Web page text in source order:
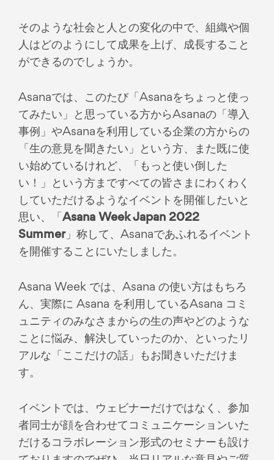
そのような社会と人との変化の中で、組織や個
人はどのようにして成果を上げ、成長すること
ができるのでしょうか。
Asanaでは、このたび「Asanaをちょっと使っ
てみたい」と思っている方からAsanaの「導入
事例」やAsanaを利用している企業の方からの
「生の意見を聞きたい」という方、また既に使
い始めているけれど、「もっと使い倒した
い！」という方まですべての皆さまにわくわく
していただけるようなイベントを開催したいと
思い、「Asana Week Japan 2022
Summer」称して、Asanaであふれるイベント
を開催することにいたしました。
Asana Week では、Asana の使い方はもちろ
ん、実際に Asana を利用しているAsana コミ
ュニティのみなさまからの生の声やどのような
ことに悩み、解決していったのか、といったリ
アルな「ここだけの話」もお聞きいただけま
す。
イベントでは、ウェビナーだけではなく、参加
者同士が顔を合わせてコミュニケーションいた
だけるコラボレーション形式のセミナーも設け